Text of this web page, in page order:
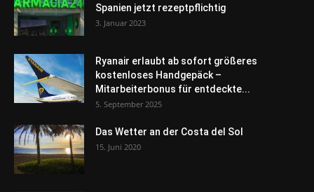
Spanien jetzt rezeptpflichtig
3. Januar 2023
Ryanair erlaubt ab sofort größeres
kostenloses Handgepäck –
Mitarbeiterbonus für entdeckte...
5. September 2025
Das Wetter an der Costa del Sol
15. Juni 2020